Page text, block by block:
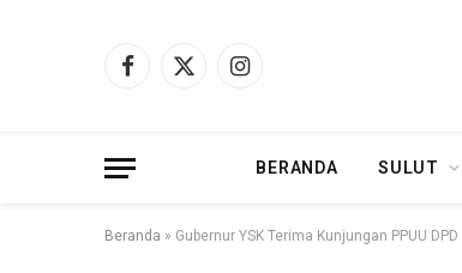
Facebook
X
Instagram
BERANDA SULUT
Beranda » Gubernur YSK Terima Kunjungan PPUU DPD